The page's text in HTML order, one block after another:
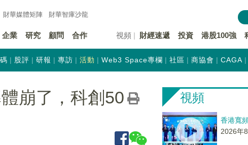
財華媒體矩陣 財華智庫沙龍
企業 研究 顧問 合作 視頻 財經速遞 投資 港股100強
股評 研報 專訪 活動 Web3 Space專欄 社區 商協會 CAGA
崩了，科創50
視頻
香港寬
2026年